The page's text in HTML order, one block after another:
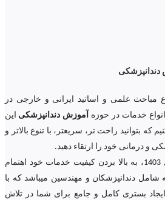
دندانپزشکی
مباحث علمی و اساتید ایرانی و خارجی در
انواع خدمات در حوزه آموزش دندانپزشکی این
که بتوانید راحت تر، سریعتر، با تنوع بالاتر و
و درمانی خود را ارتقاء دهید.
از سال 1403، به بالا بردن کیفیت خدمات خود اهتمام
دندانپزشکان و مهندسین میباشد که با
بستری کامل و جامع برای شما در تلاش